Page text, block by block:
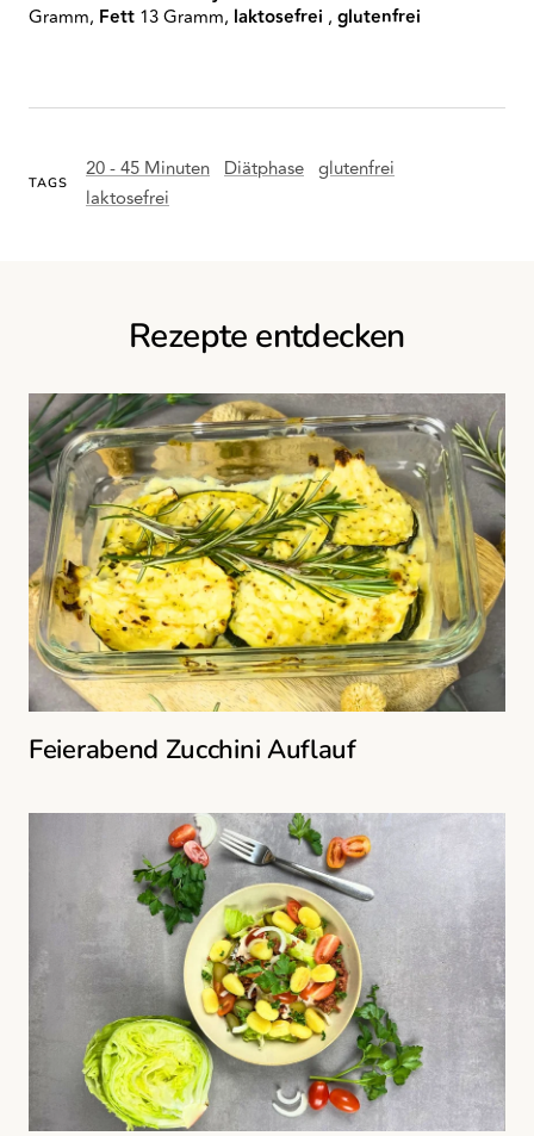
TAGS
20 - 45 Minuten Diätphase glutenfrei
laktosefrei
Gramm, Fett 13 Gramm, laktosefrei , glutenfrei
Rezepte entdecken
Feierabend Zucchini Auflauf